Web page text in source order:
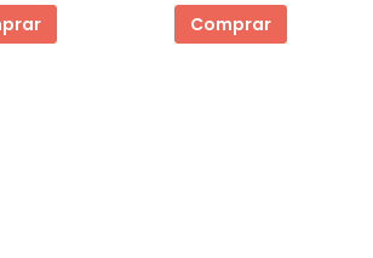
Comprar